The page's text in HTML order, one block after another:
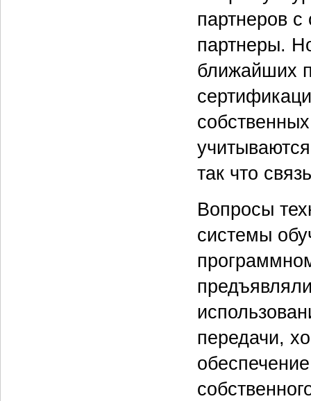
партнеров
партнеры.
ближайших
так что
Вопросы
системы
передачи,